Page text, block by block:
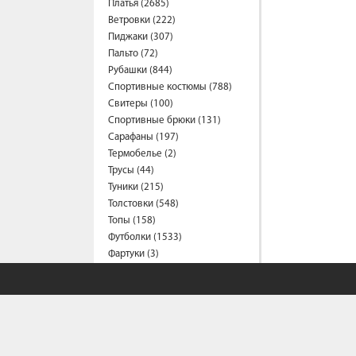
Платья (2685)
Ветровки (222)
Пиджаки (307)
Пальто (72)
Рубашки (844)
Спортивные костюмы (788)
Свитеры (100)
Спортивные брюки (131)
Сарафаны (197)
Термобелье (2)
Трусы (44)
Туники (215)
Толстовки (548)
Топы (158)
Футболки (1533)
Фартуки (3)